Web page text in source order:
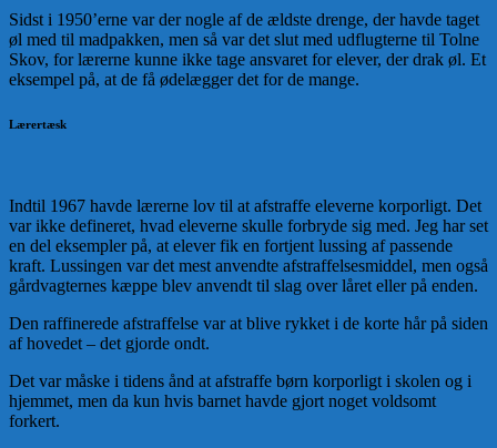
Sidst i 1950’erne var der nogle af de ældste drenge, der havde taget
øl med til madpakken, men så var det slut med udflugterne til Tolne
Skov, for lærerne kunne ikke tage ansvaret for elever, der drak øl. Et
eksempel på, at de få ødelægger det for de mange.
Lærertæsk
Indtil 1967 havde lærerne lov til at afstraffe eleverne korporligt. Det
var ikke defineret, hvad eleverne skulle forbryde sig med. Jeg har set
en del eksempler på, at elever fik en fortjent lussing af passende
kraft. Lussingen var det mest anvendte afstraffelsesmiddel, men også
gårdvagternes kæppe blev anvendt til slag over låret eller på enden.
Den raffinerede afstraffelse var at blive rykket i de korte hår på siden
af hovedet – det gjorde ondt.
Det var måske i tidens ånd at afstraffe børn korporligt i skolen og i
hjemmet, men da kun hvis barnet havde gjort noget voldsomt
forkert.